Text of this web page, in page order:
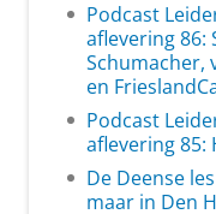
Podcast
aflevering 86:
Schumacher,
en
Podcast
aflevering 85:
De Deense
maar in Den